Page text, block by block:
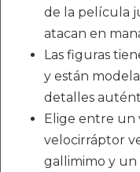
de la película
atacan en
Las figuras
y están
detalles
Elige entre un
velocirráptor
gallimimo y